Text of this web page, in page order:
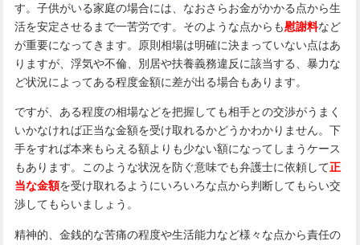
す。子供がいる家庭の場合には、なおさらお金がかかる点から生
活を安定させるまで一苦労です。そのような点からも慰謝料など
が重要になってきます。原則相場は明確に決まっていない点はあ
りますが、浮気や不倫、別居や扶養義務違反に該当する、暴力な
ど状況によってある程度金額に差が出る場合もあります。
ですが、ある程度の相場などを把握しても相手との交渉がうまく
いかなければ正当な金額を受け取れるかどうかわかりません。下
手をすれば本来もらえる額よりも少ない額になってしまうケース
もあります。このような状況を防ぐ意味でも弁護士に依頼して正
当な金額を受け取れるようにいろいろな点から判断してもらい交
渉してもらいましょう。
精神的、金銭的な苦痛の程度や生活能力など様々な点から責任の